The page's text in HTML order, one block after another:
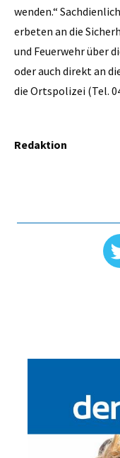
wenden.“
erbeten an die
und Feuerwehr über
oder auch direkt an
die Ortspolizei (Tel.
Redaktion